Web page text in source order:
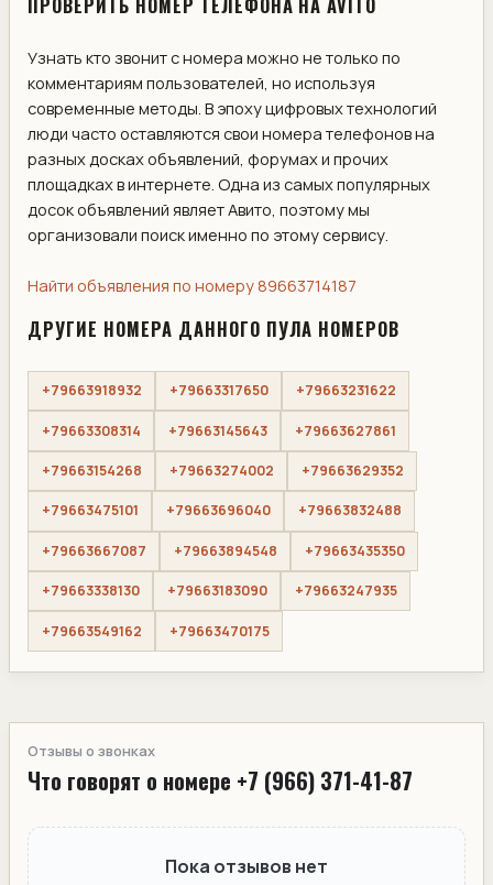
ПРОВЕРИТЬ НОМЕР ТЕЛЕФОНА НА AVITO
Узнать кто звонит с номера можно не только по
комментариям пользователей, но используя
современные методы. В эпоху цифровых технологий
люди часто оставляются свои номера телефонов на
разных досках объявлений, форумах и прочих
площадках в интернете. Одна из самых популярных
досок объявлений являет Авито, поэтому мы
организовали поиск именно по этому сервису.
Найти объявления по номеру 89663714187
ДРУГИЕ НОМЕРА ДАННОГО ПУЛА НОМЕРОВ
+79663918932 +79663317650 +79663231622
+79663308314 +79663145643 +79663627861
+79663154268 +79663274002 +79663629352
+79663475101 +79663696040 +79663832488
+79663667087 +79663894548 +79663435350
+79663338130 +79663183090 +79663247935
+79663549162 +79663470175
Отзывы о звонках
Что говорят о номере +7 (966) 371-41-87
Пока отзывов нет